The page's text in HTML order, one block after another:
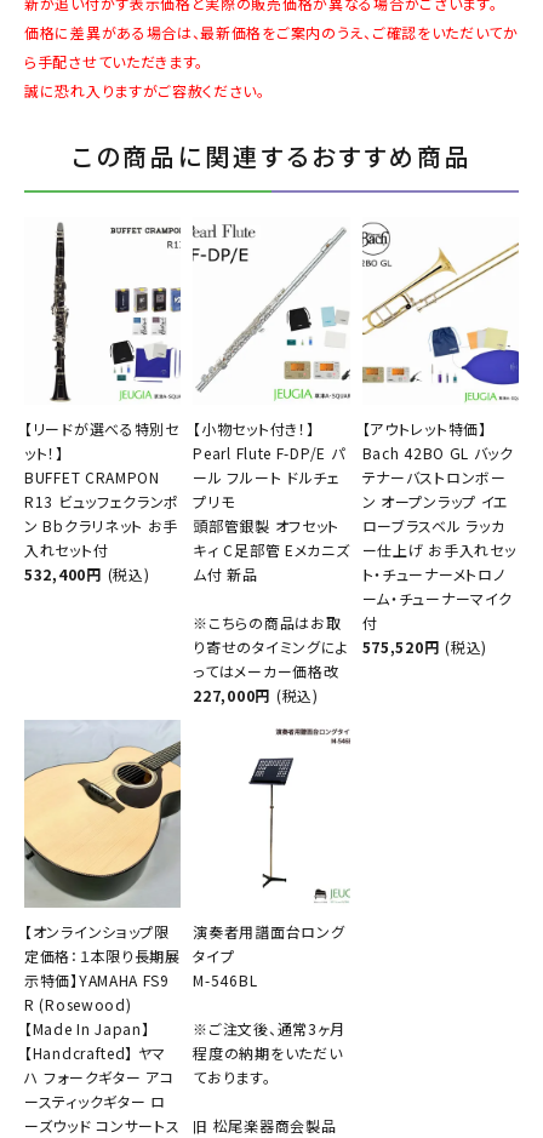
価格に差異がある場合は、最新価格をご案内のうえ、ご確認をいただいてか
ら手配させていただきます。
誠に恐れ入りますがご容赦ください。
この商品に関連するおすすめ商品
【リードが選べる特別セ
ット！】
BUFFET CRAMPON
R13 ビュッフェクランポ
ン Bbクラリネット お手
入れセット付
532,400円 (税込)
【小物セット付き！】
Pearl Flute F-DP/E パ
ール フルート ドルチェ
プリモ
頭部管銀製 オフセット
キィ C足部管 Eメカニズ
ム付 新品
※こちらの商品はお取
り寄せのタイミングによ
ってはメーカー価格改
227,000円 (税込)
【アウトレット特価】
Bach 42BO GL バック
テナーバストロンボー
ン オープンラップ イエ
ローブラスベル ラッカ
ー仕上げ お手入れセッ
ト・チューナーメトロノ
ーム・チューナーマイク
付
575,520円 (税込)
【オンラインショップ限
定価格：１本限り長期展
示特価】YAMAHA FS9
R (Rosewood)
【Made In Japan】
【Handcrafted】 ヤマ
ハ フォークギター アコ
ースティックギター ロ
ーズウッド コンサートス
演奏者用譜面台ロング
タイプ
M-546BL
※ご注文後、通常3ヶ月
程度の納期をいただい
ております。
旧 松尾楽器商会製品